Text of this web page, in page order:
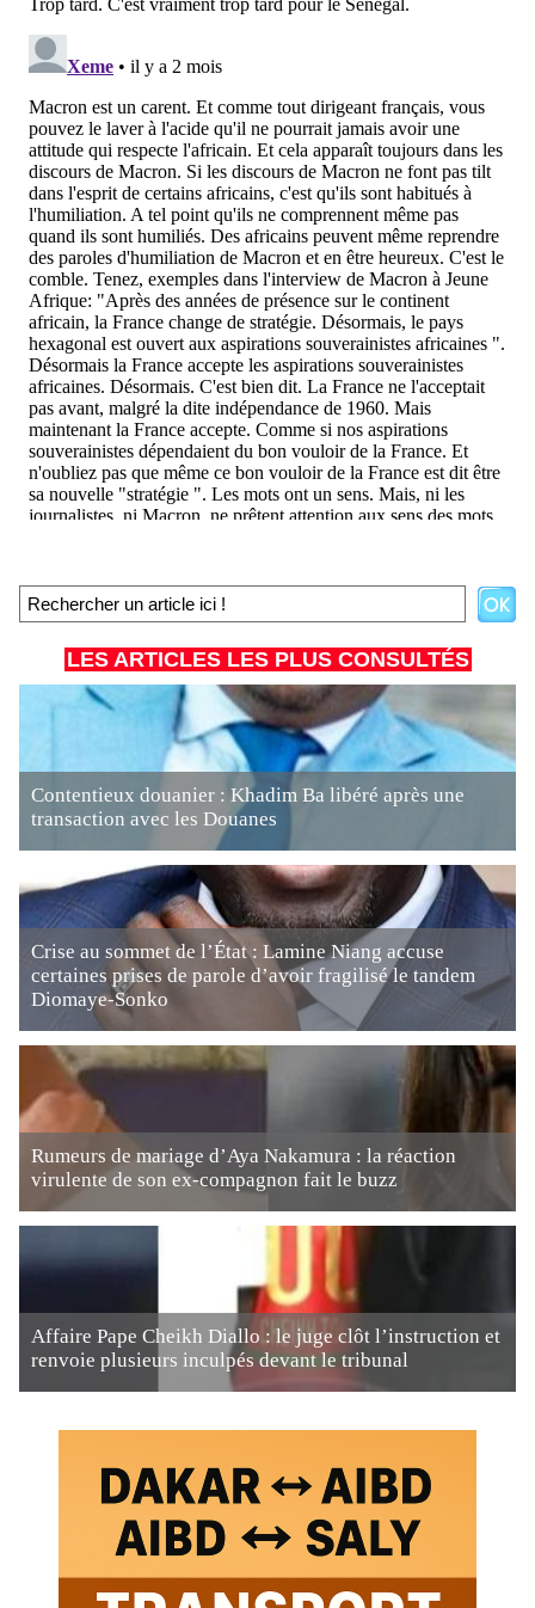
LES ARTICLES LES PLUS CONSULTÉS
Contentieux douanier : Khadim Ba libéré après une
transaction avec les Douanes
Crise au sommet de l’État : Lamine Niang accuse
certaines prises de parole d’avoir fragilisé le tandem
Diomaye-Sonko
Rumeurs de mariage d’Aya Nakamura : la réaction
virulente de son ex-compagnon fait le buzz
Affaire Pape Cheikh Diallo : le juge clôt l’instruction et
renvoie plusieurs inculpés devant le tribunal